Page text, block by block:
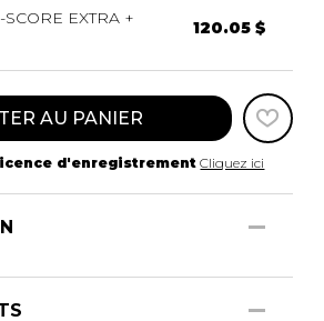
EXTRA +
120.05 $
AU PANIER
d'enregistrement Cliquez ici